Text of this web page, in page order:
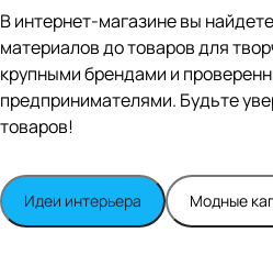
n
Whit
e
satin
В интернет-магазине вы
материалов до товаров для
крупными брендами и
предпринимателями. Будьте
товаров!
Идеи интерьера Модные